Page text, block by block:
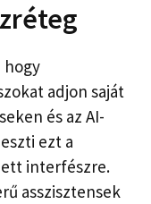
hogy
adjon saját
és az AI-
ezt a
interfészre.
asszisztensek